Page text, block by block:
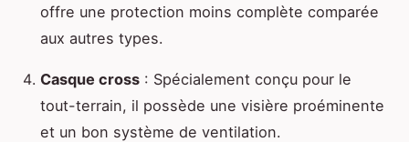
offre une protection moins complète comparée
aux autres types.
Casque cross : Spécialement conçu pour le
tout-terrain, il possède une visière proéminente
et un bon système de ventilation.